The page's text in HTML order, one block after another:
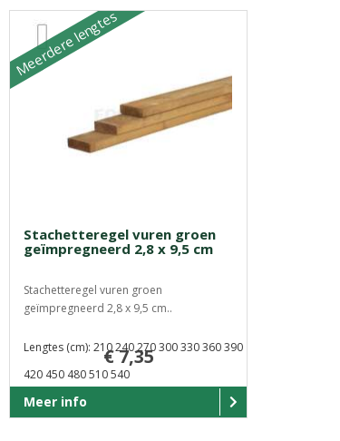
Meerdere lengtes
Stachetteregel vuren groen
geïmpregneerd 2,8 x 9,5 cm
Stachetteregel vuren groen
geïmpregneerd 2,8 x 9,5 cm..
€ 7,35
Lengtes (cm): 210 240 270 300 330 360 390
420 450 480 510 540
Meer info